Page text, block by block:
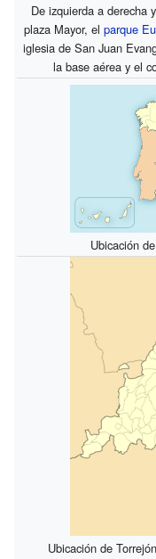
De izquierda a derecha
plaza Mayor, el parque
iglesia de San Juan
la base aérea y el
Ubicación
Ubicación de